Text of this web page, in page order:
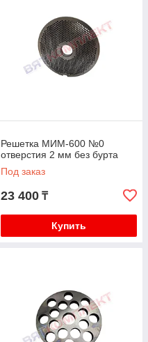
Решетка МИМ-600 №0
отверстия 2 мм без бурта
Под заказ
23 400 ₸
Купить